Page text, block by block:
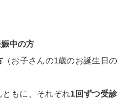
中の方
（お子さんの1歳のお誕生日の
もに、それぞれ1回ずつ受診